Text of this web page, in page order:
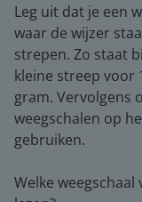
Leg uit dat je een
waar de wijzer
strepen. Zo staat
kleine streep voor
gram. Vervolgens
weegschalen op
gebruiken.
Welke